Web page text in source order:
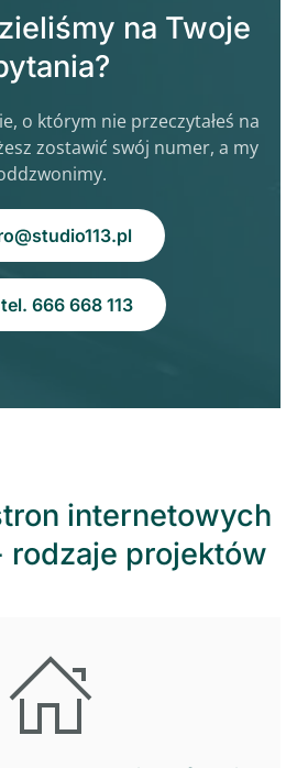
na Twoje
o którym nie przeczytałeś na
zostawić swój numer, a my
tel. 666 668 113
internetowych
projektów